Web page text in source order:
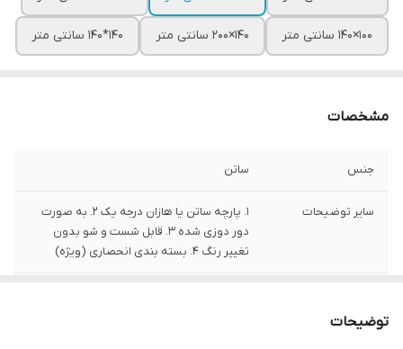
100×140 سانتی متر 140×200 سانتی متر 140*140 سانتی متر
مشخصات
جنس ساتن
سایر توضیحات
1. پارچه ساتن یا هازان درجه یک 2. به صورت
دور دوزی شده 3. قابل شست و شو بدون
تغییر رنگ 4. بسته بندی انحصاری (ویژه)
توضیحات